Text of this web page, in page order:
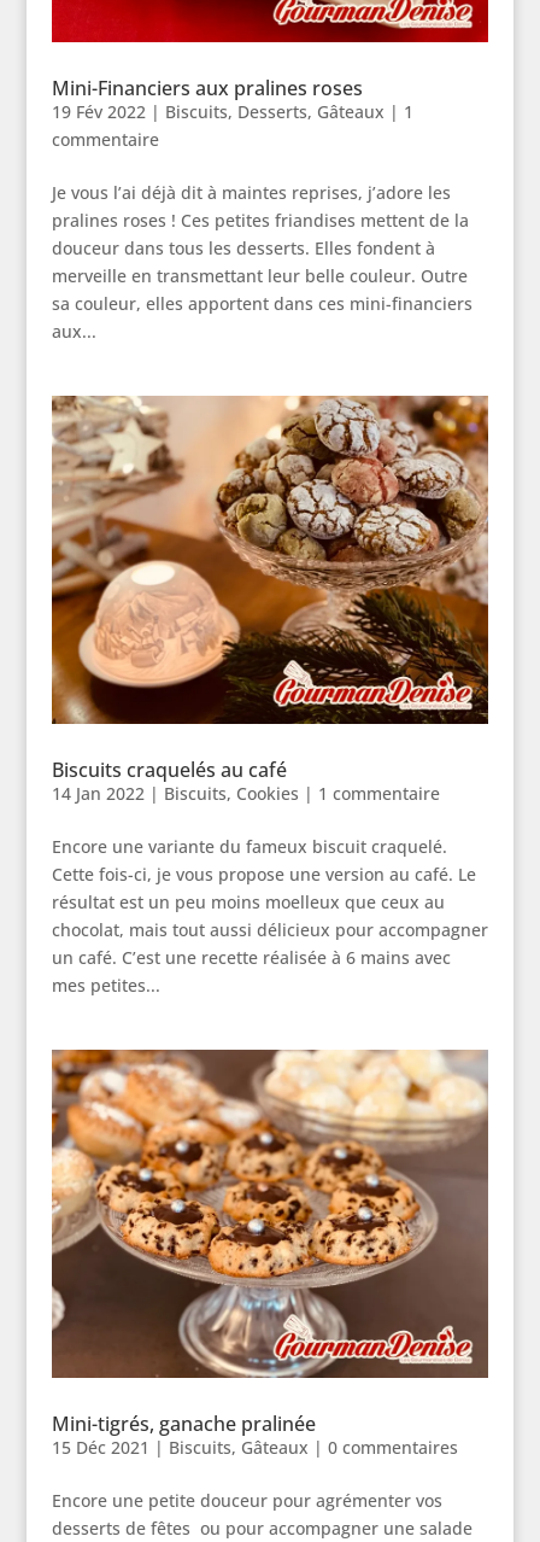
Mini-Financiers aux pralines roses
19 Fév 2022| Biscuits, Desserts, Gâteaux | 1
commentaire
Je vous l’ai déjà dit à maintes reprises, j’adore les
pralines roses ! Ces petites friandises mettent de la
douceur dans tous les desserts. Elles fondent à
merveille en transmettant leur belle couleur. Outre
sa couleur, elles apportent dans ces mini-financiers
aux...
Biscuits craquelés au café
14 Jan 2022| Biscuits, Cookies | 1 commentaire
Encore une variante du fameux biscuit craquelé.
Cette fois-ci, je vous propose une version au café. Le
résultat est un peu moins moelleux que ceux au
chocolat, mais tout aussi délicieux pour accompagner
un café. C’est une recette réalisée à 6 mains avec
mes petites...
Mini-tigrés, ganache pralinée
15 Déc 2021 | Biscuits, Gâteaux | 0 commentaires
Encore une petite douceur pour agrémenter vos
desserts de fêtes ou pour accompagner une salade